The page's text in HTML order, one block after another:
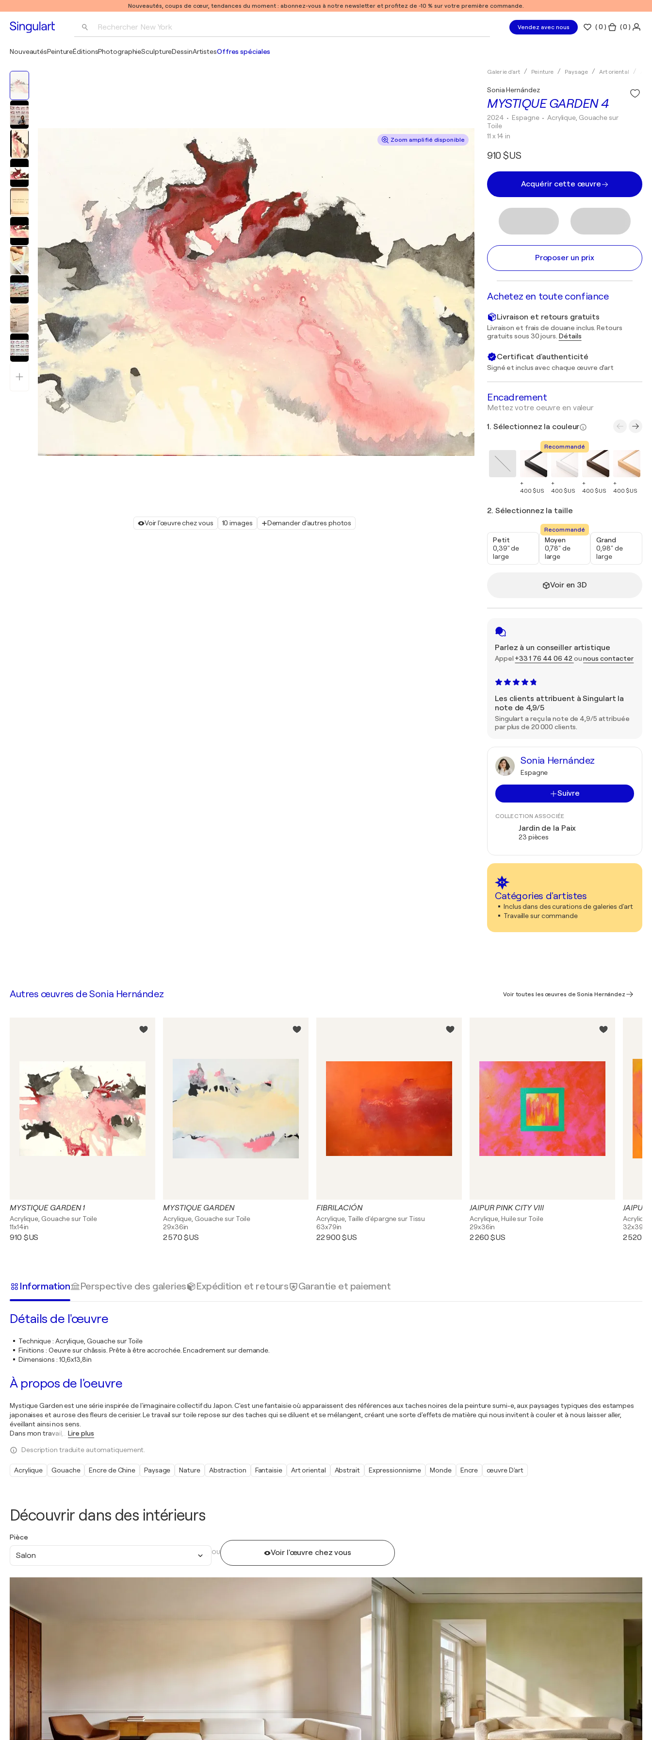
Nouveautés, coups de cœur, tendances du moment : abonnez-vous à notre newsletter et profitez de -10 % sur votre première commande.
Rechercher New York Vendez avec nous (0 ) ( 0 )
NouveautésPeintureÉditionsPhotographieSculptureDessinArtistesOffres spéciales
Zoom amplifié disponible
Voir l'œuvre chez vous 10 images Demander d'autres photos
Galerie d'art Peinture Paysage Art oriental
MYSTIQUE GARDEN 4
Sonia Hernández
2024 • Espagne • Acrylique, Gouache sur
Toile
11 x 14 in
910 $US
Acquérir cette œuvre
Proposer un prix
Achetez en toute confiance
Livraison et retours gratuits
Livraison et frais de douane inclus. Retours
gratuits sous 30 jours. Détails
Certificat d'authenticité
Signé et inclus avec chaque œuvre d'art
Encadrement
Mettez votre oeuvre en valeur
1. Sélectionnez la couleur
+
400 $US
Recommandé
+
400 $US
+
400 $US
+
400 $US
2. Sélectionnez la taille
Petit
0,39" de
large
Recommandé
Moyen
0,78" de
large
Grand
0,98" de
large
Voir en 3D
Parlez à un conseiller artistique
Appel +33 1 76 44 06 42 ounous contacter
Les clients attribuent à Singulart la
note de 4,9/5
Singulart a reçu la note de 4,9/5 attribuée
par plus de 20 000 clients.
Sonia Hernández
Espagne
Suivre
COLLECTION ASSOCIÉE
Jardin de la Paix
23 pièces
Catégories d'artistes
Inclus dans des curations de galeries d'art
Travaille sur commande
Découvrir dans des intérieurs
Pièce
Salon OU Voir l'œuvre chez vous
Autres œuvres deSonia Hernández Voir toutes les œuvres de Sonia Hernández
MYSTIQUE GARDEN 1
Acrylique, Gouache sur Toile
11x14in
910 $US
MYSTIQUE GARDEN
Acrylique, Gouache sur Toile
29x36in
2 570 $US
FIBRILACIÓN
Acrylique, Taille d'épargne sur Tissu
63x79in
22 900 $US
JAIPUR PINK CITY VIII
Acrylique, Huile sur Toile
29x36in
2 260 $US
JAIPUR
32x39in
2 520
Information Perspective des galeries Expédition et retours Garantie et paiement
Détails de l'œuvre
Technique: Acrylique, Gouache sur Toile
Finitions : Oeuvre sur châssis. Prête à être accrochée. Encadrement sur demande.
Dimensions : 10,6x13,8in
À propos de l'oeuvre
Mystique Garden est une série inspirée de l'imaginaire collectif du Japon. C'est une fantaisie où apparaissent des références aux taches noires de la peinture sumi-e, aux paysages typiques des estampes
japonaises et au rose des fleurs de cerisier. Le travail sur toile repose sur des taches qui se diluent et se mélangent, créant une sorte d'effets de matière qui nous invitent à couler et à nous laisser aller,
éveillant ainsi nos sens.
Dans mon travail,
Lire plus
Description traduite automatiquement.
Acrylique Gouache Encre de Chine Paysage Nature Abstraction Fantaisie Art oriental Abstrait Expressionnisme Monde Encre œuvre D'art